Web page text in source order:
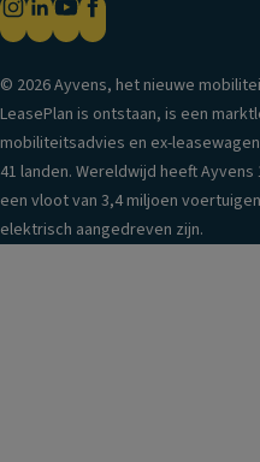
© 2026 Ayvens, het nieuwe
LeasePlan is ontstaan, is een
mobiliteitsadvies en ex-
41 landen. Wereldwijd heeft
een vloot van 3,4 miljoen
elektrisch aangedreven zijn.